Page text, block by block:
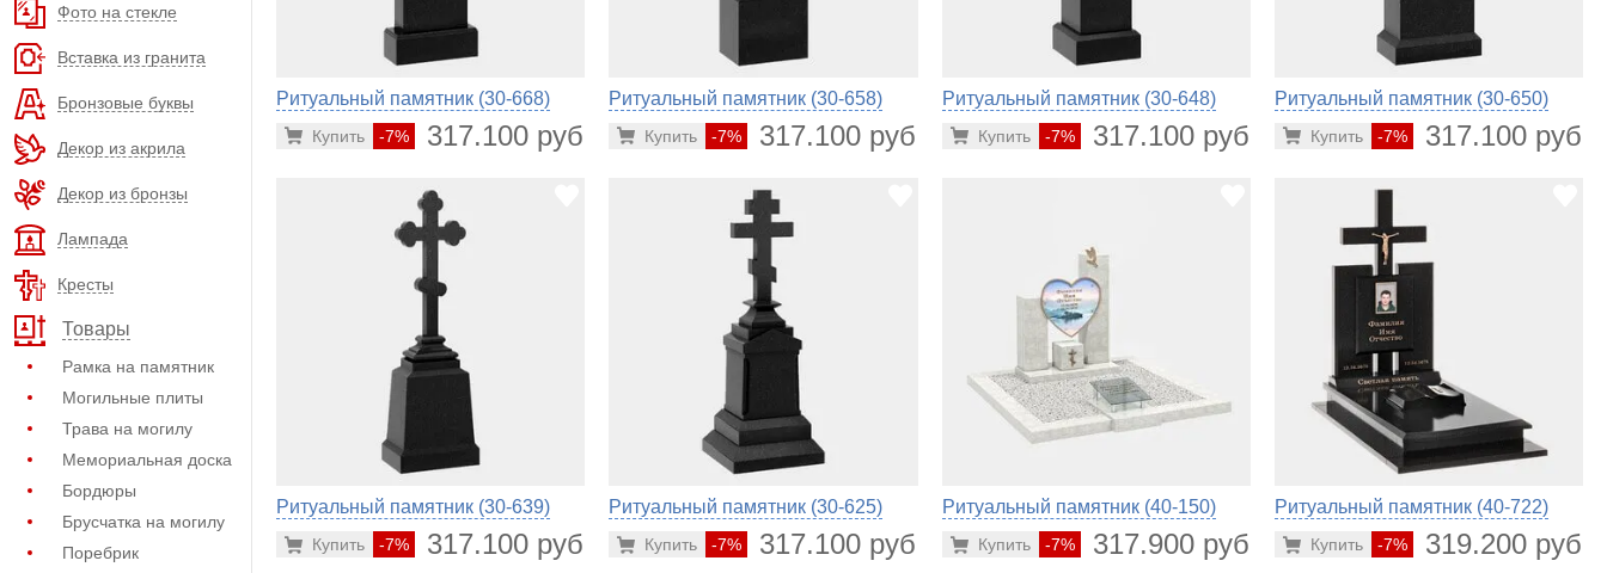
Фото на стекле
Вставка из гранита
Бронзовые буквы
Декор из акрила
Декор из бронзы
Лампада
Кресты
Товары
Рамка на памятник
Могильные плиты
Трава на могилу
Мемориальная доска
Бордюры
Брусчатка на могилу
Поребрик
Ритуальный памятник (30-668)
-7% 317.100 руб.
Купить
Ритуальный памятник (30-658)
-7% 317.100 руб.
Купить
Ритуальный памятник (30-648)
-7% 317.100 руб.
Купить
Ритуальный памятник (30-650)
-7% 317.100 руб.
Купить
Ритуальный памятник (30-639)
-7% 317.100 руб.
Купить
Ритуальный памятник (30-625)
-7% 317.100 руб.
Купить
Ритуальный памятник (40-150)
-7% 317.900 руб.
Купить
Ритуальный памятник (40-722)
-7% 319.200 руб.
Купить